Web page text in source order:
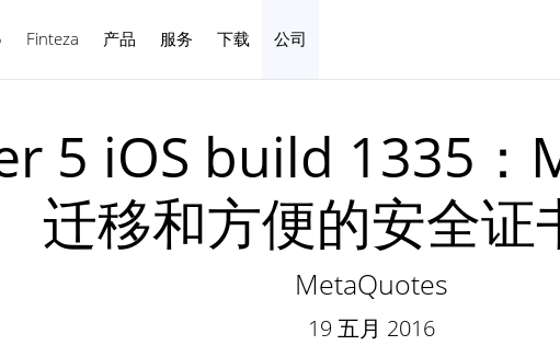
Finteza 产品 服务 下载 公司
5 iOS build 1335：
迁移和方便的安全证
MetaQuotes
19 五月 2016